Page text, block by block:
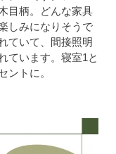
目柄。どんな家具
しみになりそうで
ていて、間接照明
ています。寝室1と
ントに。